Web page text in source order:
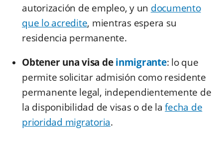
autorización de empleo, y un documento
que lo acredite, mientras espera su
residencia permanente.
Obtener una visa deinmigrante: lo que
permite solicitar admisión como residente
permanente legal, independientemente de
la disponibilidad de visas o de lafecha de
prioridad migratoria.